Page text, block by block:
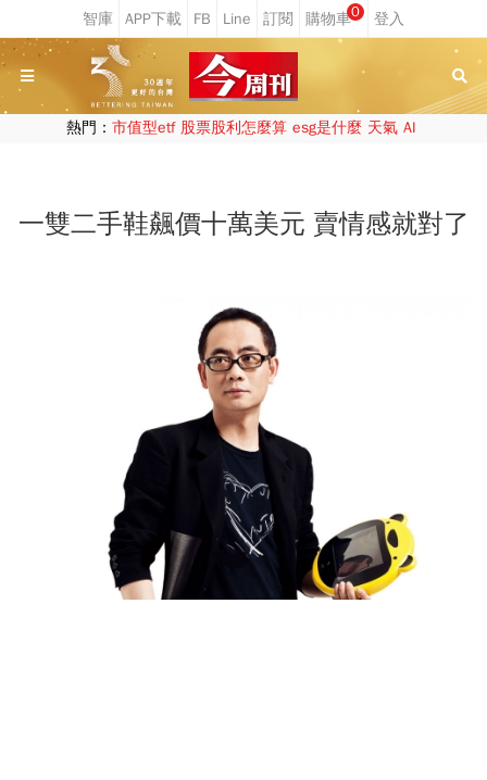
0
熱門： 市值型etf 股票股利怎麼算 esg是什麼 天氣 AI
一雙二手鞋飆價十萬美元 賣情感就對了